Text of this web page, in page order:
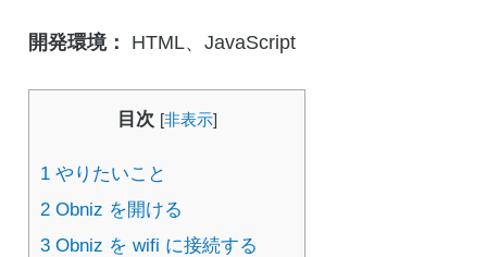
開発環境： HTML、JavaScript
目次 [非表示]
1 やりたいこと
2 Obniz を開ける
3 Obniz を wifi に接続する